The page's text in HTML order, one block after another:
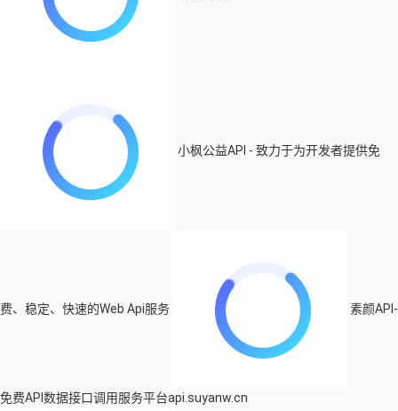
小枫公益API - 致力于为开发者提供免
费、稳定、快速的Web Api服务 素颜API-
免费API数据接口调用服务平台api.suyanw.cn